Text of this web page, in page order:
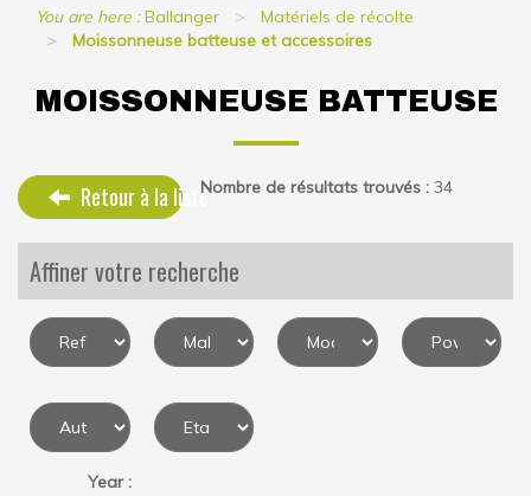
You are here :Ballanger
Matériels de récolte
Moissonneuse batteuse et accessoires
MOISSONNEUSE BATTEUSE
Retour à la listeNombre de résultats trouvés : 34
Affiner votre recherche
Year :